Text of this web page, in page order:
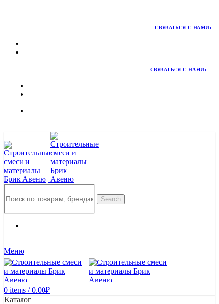
СВЯЗАТЬСЯ С НАМИ:
СВЯЗАТЬСЯ С НАМИ:
Search
Меню
0 items / 0.00₽
Каталог